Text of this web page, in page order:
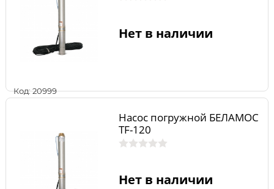
Код: 20999
Нет в наличии
Насос погружной БЕЛАМОС
TF-120
Нет в наличии